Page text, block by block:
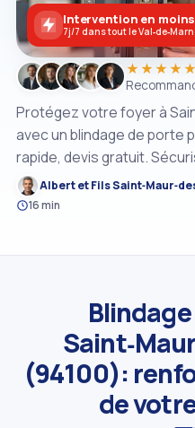
Protégez votre foyer à
avec un blindage de porte
rapide, devis gratuit.
Albert et Fils
16 min
★★★★★
Intervention en
7j/7 dans tout le
(94100):
de